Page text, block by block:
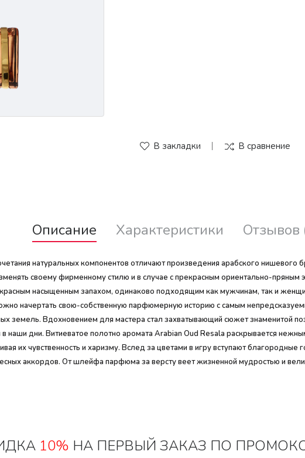
В закладки В сравнение
Описание Характеристики Отзывов
натуральных компонентов отличают произведения арабского нишевого
своему фирменному стилю и в случае с прекрасным ориентально-пряным
насыщенным запахом, одинаково подходящим как мужчинам, так и
начертать свою-собственную парфюмерную историю с самым
земель. Вдохновением для мастера стал захватывающий сюжет знаменитой
наши дни. Витиеватое полотно аромата Arabian Oud Resala раскрывается
их чувственность и харизму. Вслед за цветами в игру вступают
аккордов. От шлейфа парфюма за версту веет жизненной мудростью и
10% НА ПЕРВЫЙ ЗАКАЗ ПО